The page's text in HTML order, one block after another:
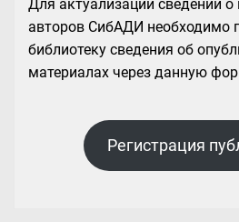
Для актуализации сведений о
авторов СибАДИ необходимо
библиотеку сведения об
материалах через данную
Регистрация